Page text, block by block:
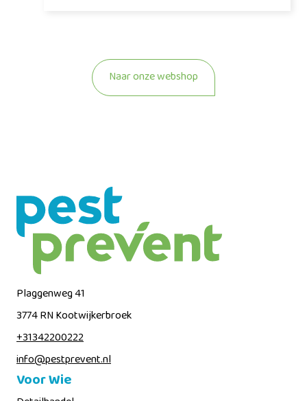
Naar onze webshop
Plaggenweg 41
3774 RNKootwijkerbroek
+31342200222
info@pestprevent.nl
Voor Wie